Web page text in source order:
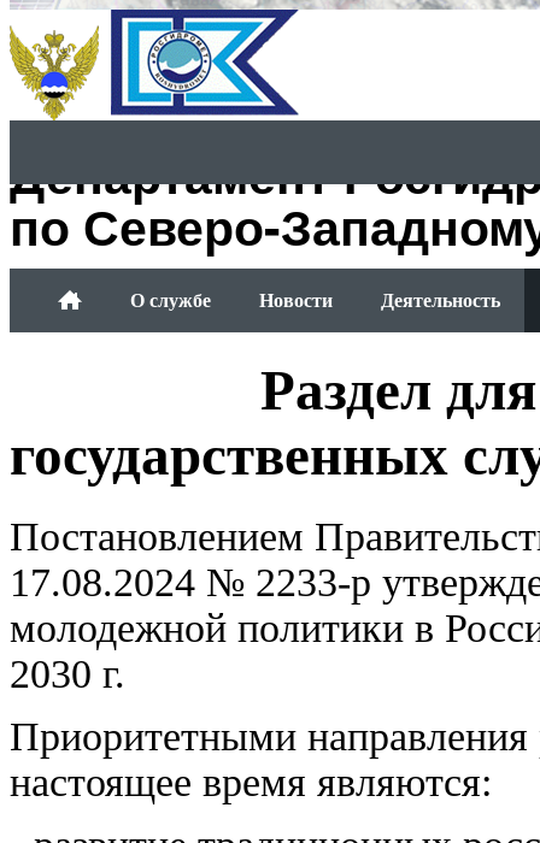
Департамент
по Северо-
О службе Новости Деятельность
Раздел
государственных
Постановлением
17.08.2024 № 2233-р
молодежной политики в
2030 г.
Приоритетными
настоящее время являются: